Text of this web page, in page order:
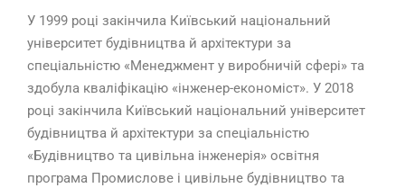
У 1999 році закінчила Київський національний
університет будівництва й архітектури за
спеціальністю «Менеджмент у виробничій сфері» та
здобула кваліфікацію «інженер-економіст». У 2018
році закінчила Київський національний університет
будівництва й архітектури за спеціальністю
«Будівництво та цивільна інженерія» освітня
програма Промислове і цивільне будівництво та